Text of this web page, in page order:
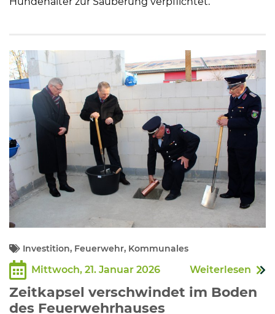
Investition, Feuerwehr, Kommunales
Mittwoch, 21. Januar 2026 Weiterlesen
Zeitkapsel verschwindet im Boden
des Feuerwehrhauses